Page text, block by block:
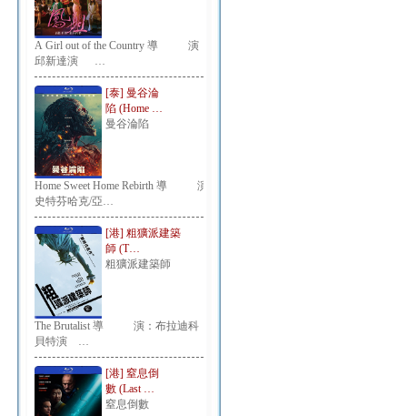
A Girl out of the Country 導 演：
邱新達演 …
[泰] 曼谷淪
陷 (Home …
曼谷淪陷
Home Sweet Home Rebirth 導 演：
史特芬哈克/亞…
[港] 粗獷派建築
師 (T…
粗獷派建築師
The Brutalist 導 演：布拉迪科
貝特演 …
[港] 窒息倒
數 (Last …
窒息倒數